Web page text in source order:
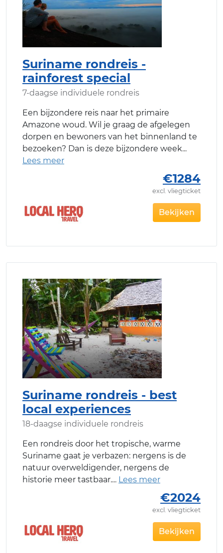
Suriname rondreis -
rainforest special
7-daagse individuele rondreis
Een bijzondere reis naar het primaire
Amazone woud. Wil je graag de afgelegen
dorpen en bewoners van het binnenland te
bezoeken? Dan is deze bijzondere week
€1284
excl. vliegticket
Bekijken
Suriname rondreis - best
local experiences
18-daagse individuele rondreis
Een rondreis door het tropische, warme
Suriname gaat je verbazen: nergens is de
natuur overweldigender, nergens de
historie meer tastbaar.
€2024
excl. vliegticket
Bekijken